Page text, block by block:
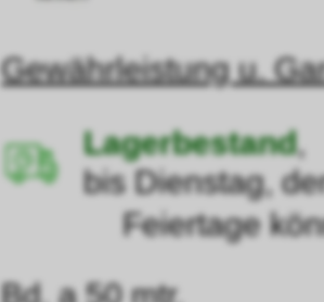
Gewährleistung u.
Lagerbestand,
bis Dienstag,
Feiertage